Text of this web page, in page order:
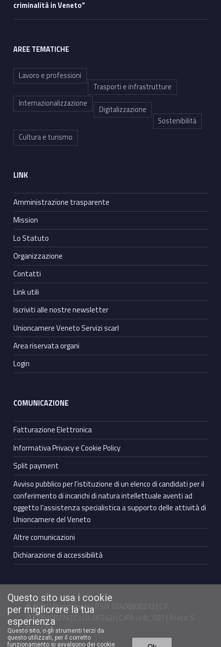
criminalità in Veneto”
AREE TEMATICHE
Lavoro e professioni
Trasporti e infrastrutture
Internazionalizzazione
Digitalizzazione
Sostenibilità
Cultura e turismo
LINK
Amministrazione trasparente
Mission
Lo Statuto
Organizzazione
Contatti
Link utili
Iscriviti alle nostre newsletter
Unioncamere Veneto Servizi scarl
Area riservata organi
Login
COMUNICAZIONE
Fatturazione Elettronica
Informativa Privacy e Cookie Policy
Split payment
Avviso pubblico per l’istituzione di un elenco di candidati per il
conferimento di incarichi di natura intellettuale aventi ad
oggetto l’assistenza specialistica a supporto delle attività di
Unioncamere del Veneto
Altre comunicazioni
Dichiarazione di accessibilità
© 2021 Unioncamere | P.IVA 02406800272 | C.F.
80009100274 | C.U.U. UFZ42J | C.IPA urdc_027 | Ateco: S
94.11.00
Questo sito usa i cookie
per migliorare la tua
esperienza
Questo sito, o gli strumenti terzi da
questo utilizzati, per il corretto
funzionamento si avvalgono dei cookie